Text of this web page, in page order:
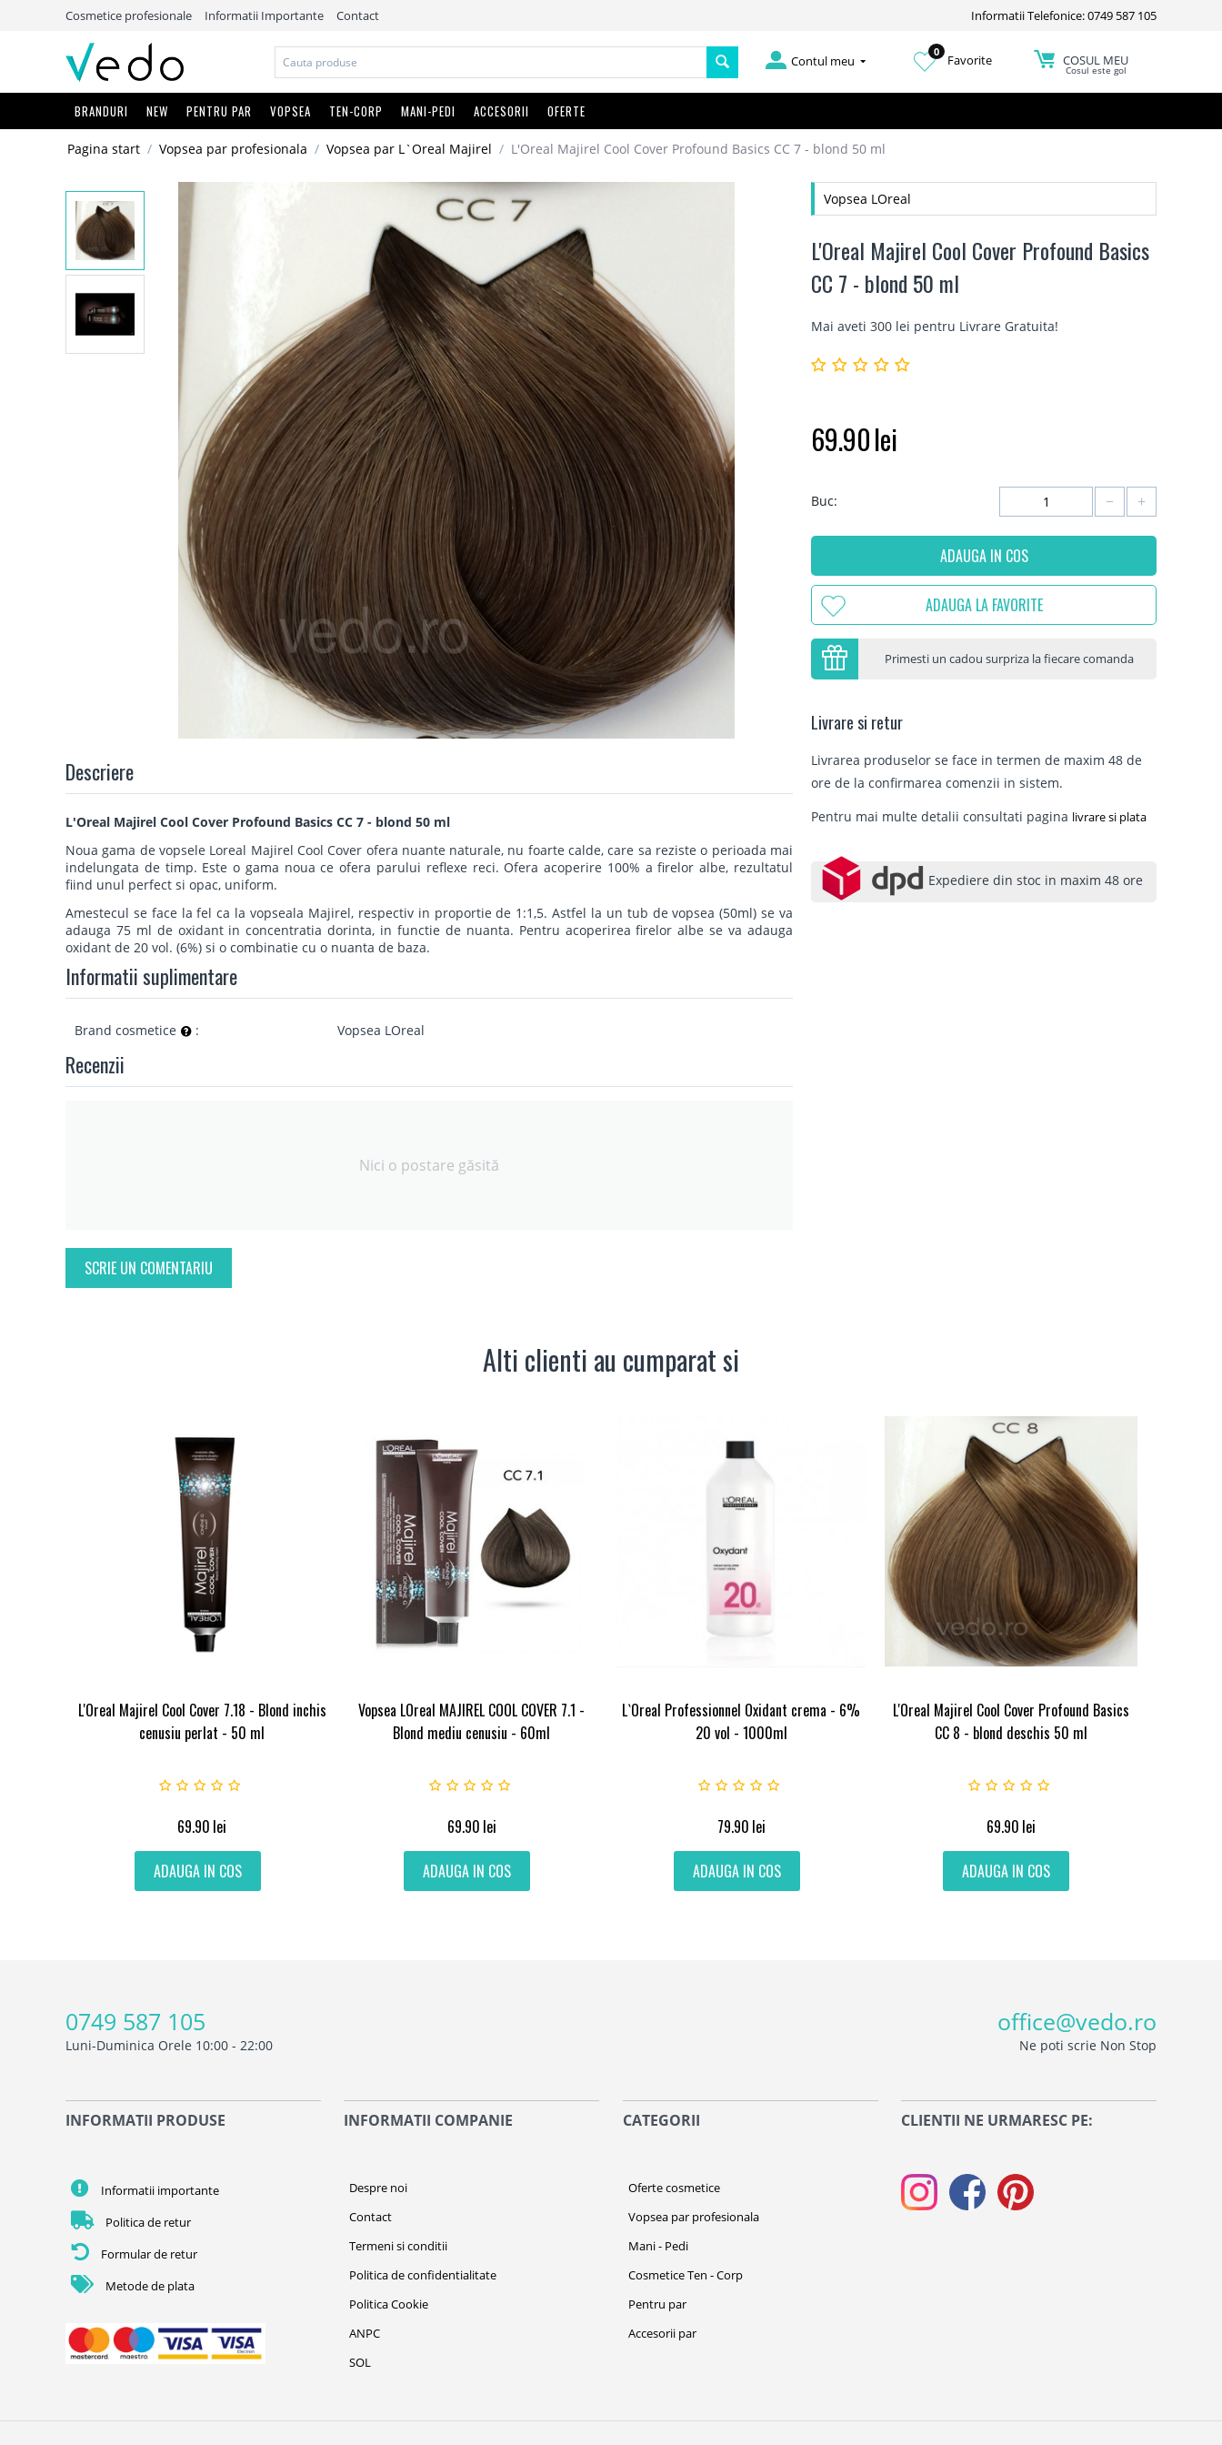
Cosmetice profesionale Informatii Importante Contact Informatii Telefonice: 0749 587 105
Contul meu
0
Favorite COSUL MEU
Cosul este gol
BRANDURI NEW PENTRU PAR VOPSEA TEN-CORP MANI-PEDI ACCESORII OFERTE
Pagina start / Vopsea par profesionala / Vopsea par L`Oreal Majirel / L'Oreal Majirel Cool Cover Profound Basics CC 7 - blond 50 ml
Descriere
L'Oreal Majirel Cool Cover Profound Basics CC 7 - blond 50 ml
Noua gama de vopsele Loreal Majirel Cool Cover ofera nuante naturale, nu foarte calde, care sa reziste o perioada mai
indelungata de timp. Este o gama noua ce ofera parului reflexe reci. Ofera acoperire 100% a firelor albe, rezultatul
fiind unul perfect si opac, uniform.
Amestecul se face la fel ca la vopseala Majirel, respectiv in proportie de 1:1,5. Astfel la un tub de vopsea (50ml) se va
adauga 75 ml de oxidant in concentratia dorinta, in functie de nuanta. Pentru acoperirea firelor albe se va adauga
oxidant de 20 vol. (6%) si o combinatie cu o nuanta de baza.
Informatii suplimentare
Brand cosmetice : Vopsea LOreal
Recenzii
Nici o postare găsită
SCRIE UN COMENTARIU
Vopsea LOreal
L'Oreal Majirel Cool Cover Profound Basics
CC 7 - blond 50 ml
Mai aveti 300 lei pentru Livrare Gratuita!
69.90lei
Buc: +
−
ADAUGA IN COS
ADAUGA LA FAVORITE
Primesti un cadou surpriza la fiecare comanda
Livrare si retur
Livrarea produselor se face in termen de maxim 48 de
ore de la confirmarea comenzii in sistem.
Pentru mai multe detalii consultati pagina livrare si plata
Expediere din stoc in maxim 48 ore
Alti clienti au cumparat si
L'Oreal Majirel Cool Cover 7.18 - Blond inchis
cenusiu perlat - 50 ml
69.90 lei
ADAUGA IN COS
Vopsea LOreal MAJIREL COOL COVER 7.1 -
Blond mediu cenusiu - 60ml
69.90 lei
ADAUGA IN COS
L`Oreal Professionnel Oxidant crema - 6%
20 vol - 1000ml
79.90 lei
ADAUGA IN COS
L'Oreal Majirel Cool Cover Profound Basics
CC 8 - blond deschis 50 ml
69.90 lei
ADAUGA IN COS
0749 587 105
Luni-Duminica Orele 10:00 - 22:00
office@vedo.ro
Ne poti scrie Non Stop
INFORMATII PRODUSE
Informatii importante
Politica de retur
Formular de retur
Metode de plata
INFORMATII COMPANIE
Despre noi
Contact
Termeni si conditii
Politica de confidentialitate
Politica Cookie
ANPC
SOL
CATEGORII
Oferte cosmetice
Vopsea par profesionala
Mani - Pedi
Cosmetice Ten - Corp
Pentru par
Accesorii par
CLIENTII NE URMARESC PE: